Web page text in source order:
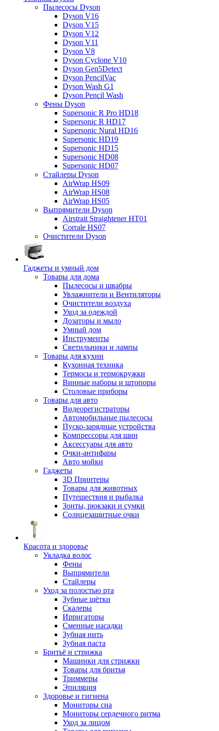
Пылесосы Dyson
Dyson V16
Dyson V15
Dyson V12
Dyson V11
Dyson V8
Dyson Cyclone V10
Dyson Gen5Detect
Dyson PencilVac
Dyson Wash G1
Dyson Pencil Wash
Фены Dyson
Supersonic R Pro HD18
Supersonic R HD17
Supersonic Nural HD16
Supersonic HD19
Supersonic HD15
Supersonic HD08
Supersonic HD07
Стайлеры Dyson
AirWrap HS09
AirWrap HS08
AirWrap HS05
Выпрямители Dyson
Airstrait Straightener HT01
Corrale HS07
Очистители Dyson
Гаджеты и умный дом
Товары для дома
Пылесосы и швабры
Увлажнители и Вентиляторы
Очистители воздуха
Уход за одеждой
Дозаторы и мыло
Умный дом
Инструменты
Светильники и лампы
Товары для кухни
Кухонная техника
Термосы и термокружки
Винные наборы и штопоры
Столовые приборы
Товары для авто
Видеорегистраторы
Автомобильные пылесосы
Пуско-зарядные устройства
Компрессоры для шин
Аксессуары для авто
Очки-антифары
Авто мойки
Гаджеты
3D Принтеры
Товары для животных
Путешествия и рыбалка
Зонты, рюкзаки и сумки
Солнцезащитные очки
Красота и здоровье
Укладка волос
Фены
Выпрямители
Стайлеры
Уход за полостью рта
Зубные щётки
Скалеры
Ирригаторы
Сменные насадки
Зубная нить
Зубная паста
Бритьё и стрижка
Машинки для стрижки
Товары для бритья
Триммеры
Эпиляция
Здоровье и гигиена
Мониторы сна
Мониторы сердечного ритма
Уход за лицом